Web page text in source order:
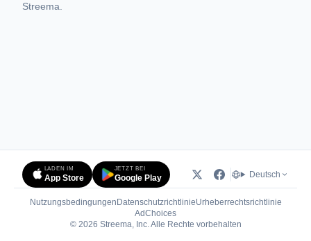
Streema.
LADEN IM
App Store
JETZT BEI
Google Play Deutsch
Nutzungsbedingungen DatenschutzrichtlinieUrheberrechtsrichtlinie
AdChoices(öffnet in neuem Tab)
© 2026 Streema, Inc. Alle Rechte vorbehalten